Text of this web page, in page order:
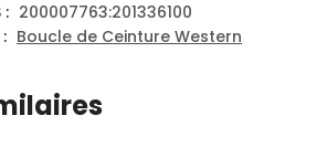
: 200007763:201336100
Boucle de Ceinture Western